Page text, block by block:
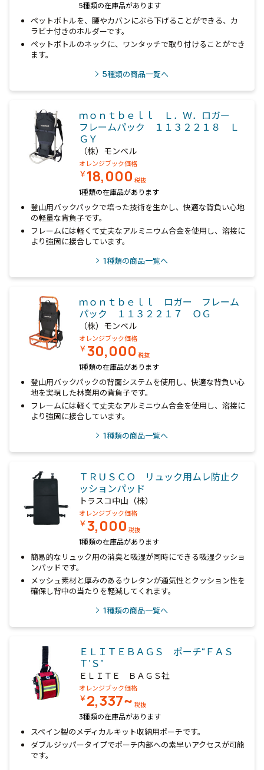
5種類の在庫品があります
ペットボトルを、腰やカバンにぶら下げることができる、カ
ラビナ付きのホルダーです。
ペットボトルのネックに、ワンタッチで取り付けることができ
ます。
5種類の商品一覧へ
ｍｏｎｔｂｅｌｌ Ｌ．Ｗ．ロガー
フレームパック １１３２２１８ Ｌ
ＧＹ
（株）モンベル
オレンジブック価格
￥18,000 税抜
1種類の在庫品があります
登山用バックパックで培った技術を生かし、快適な背負い心地
の軽量な背負子です。
フレームには軽くて丈夫なアルミニウム合金を使用し、溶接に
より強固に接合しています。
1種類の商品一覧へ
ｍｏｎｔｂｅｌｌ ロガー フレーム
パック １１３２２１７ ＯＧ
（株）モンベル
オレンジブック価格
￥30,000 税抜
1種類の在庫品があります
登山用バックパックの背面システムを使用し、快適な背負い心
地を実現した林業用の背負子です。
フレームには軽くて丈夫なアルミニウム合金を使用し、溶接に
より強固に接合しています。
1種類の商品一覧へ
ＴＲＵＳＣＯ リュック用ムレ防止ク
ッションパッド
トラスコ中山（株）
オレンジブック価格
￥3,000 税抜
1種類の在庫品があります
簡易的なリュック用の消臭と吸湿が同時にできる吸湿クッショ
ンパッドです。
メッシュ素材と厚みのあるウレタンが通気性とクッション性を
確保し背中の当たりを軽減してくれます。
1種類の商品一覧へ
ＥＬＩＴＥＢＡＧＳ ポーチ“ＦＡＳ
Ｔ’Ｓ”
ＥＬＩＴＥ ＢＡＧＳ社
オレンジブック価格
￥2,337~ 税抜
3種類の在庫品があります
スペイン製のメディカルキット収納用ポーチです。
ダブルジッパータイプでポーチ内部への素早いアクセスが可能
です。